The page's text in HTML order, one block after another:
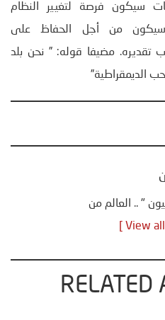
سيكون فرصة لتغيير النظام
سيكون من أجل الحفاظ على
تقديره. مضيفا قوله: ” نحن بلد
الديمقراطية”
" .. العالم من
RELATED